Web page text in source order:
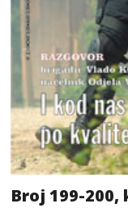
Broj 199-200,